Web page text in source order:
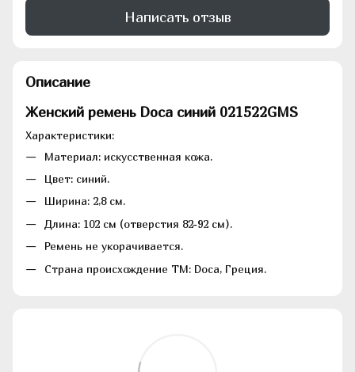
Написать отзыв
Описание
Женский ремень Doca синий 021522GMS
Характеристики:
Материал: искусственная кожа.
Цвет: синий.
Ширина: 2,8 см.
Длина: 102 см (отверстия 82-92 см).
Ремень не укорачивается.
Страна происхождение ТМ: Doca, Греция.